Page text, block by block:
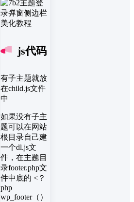
js代码
有子主题就放
在child.js文件
中
如果没有子主
题可以在网站
根目录自己建
一个dl.js文
件，在主题目
录footer.php文
件中底的 <？
php
wp_footer（）